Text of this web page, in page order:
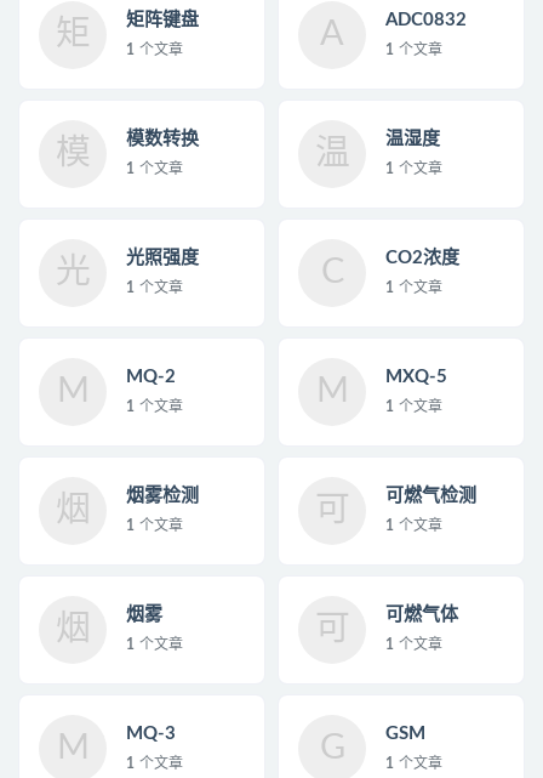
矩 矩阵键盘
1 个文章 A ADC0832
1 个文章
模 模数转换
1 个文章 温 温湿度
1 个文章
光 光照强度
1 个文章 C CO2浓度
1 个文章
M MQ-2
1 个文章 M MXQ-5
1 个文章
烟 烟雾检测
1 个文章 可 可燃气检测
1 个文章
烟 烟雾
1 个文章 可 可燃气体
1 个文章
M MQ-3
1 个文章 G GSM
1 个文章